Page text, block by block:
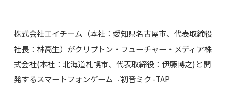
株式会社エイチーム（本社：愛知県名古屋市、代表取締役
社長：林高生）がクリプトン・フューチャー・メディア株
式会社(本社：北海道札幌市、代表取締役：伊藤博之)と開
発するスマートフォンゲーム『初音ミク -TAP